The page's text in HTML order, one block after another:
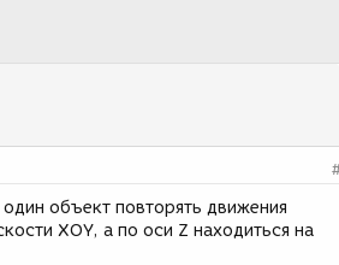
объект повторять движения
XOY, а по оси Z находиться на